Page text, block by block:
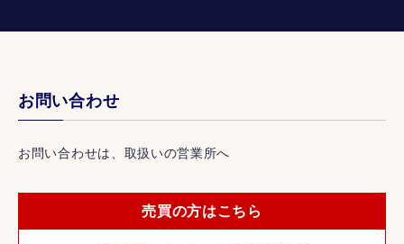
お問い合わせ
お問い合わせは、取扱いの営業所へ
売買の方はこちら